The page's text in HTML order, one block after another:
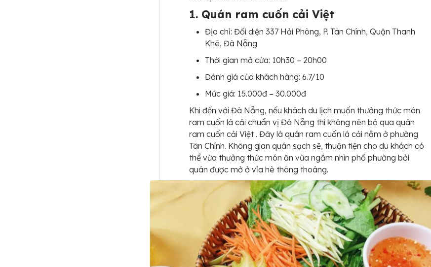
1. Quán ram cuốn cải Việt
Địa chỉ: Đối diện 337 Hải Phòng, P. Tân Chính, Quận Thanh
Khê, Đà Nẵng
Thời gian mở cửa: 10h30 – 20h00
Đánh giá của khách hàng: 6.7/10
Mức giá: 15.000đ – 30.000đ
Khi đến với Đà Nẵng, nếu khách du lịch muốn thưởng thức món
ram cuốn lá cải chuẩn vị Đà Nẵng thì không nên bỏ qua quán
ram cuốn cải Việt . Đây là quán ram cuốn lá cải nằm ở phường
Tân Chính. Không gian quán sạch sẽ, thuận tiện cho du khách có
thể vừa thưởng thức món ăn vừa ngắm nhìn phố phường bởi
quán được mở ở vỉa hè thông thoáng.